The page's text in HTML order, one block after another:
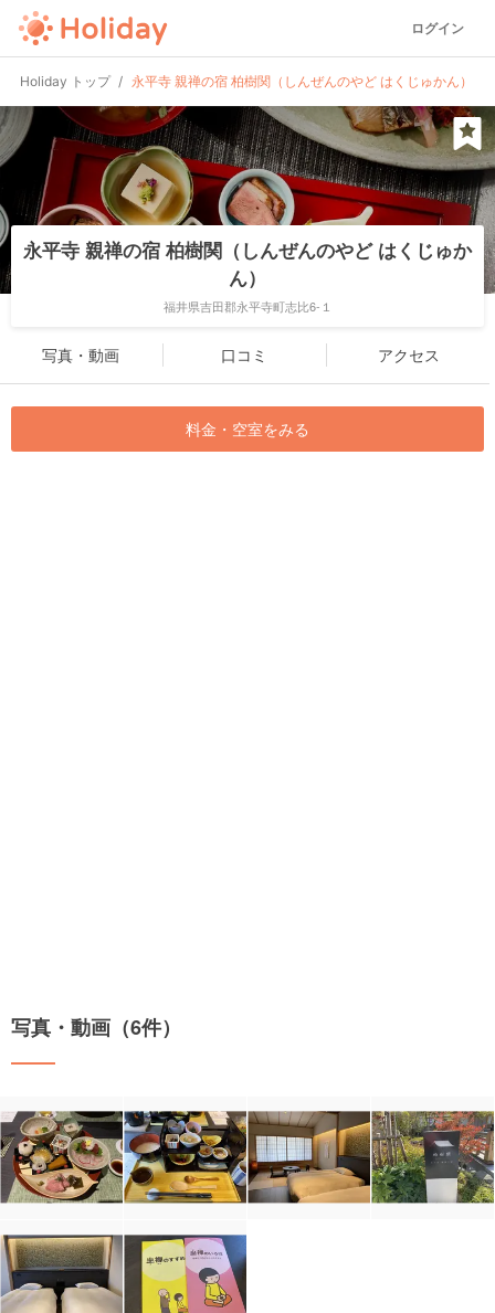
ログイン
Holiday トップ 永平寺 親禅の宿 柏樹関（しんぜんのやど はくじゅかん）
永平寺 親禅の宿 柏樹関（しんぜんのやど はくじゅか
ん）
福井県吉田郡永平寺町志比6-１
写真・動画 口コミ アクセス
料金・空室をみる
写真・動画（6件）